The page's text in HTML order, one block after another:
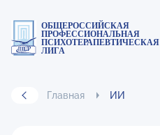
ОБЩЕРОССИЙСКАЯ
ПРОФЕССИОНАЛЬНАЯ
ПСИХОТЕРАПЕВТИЧЕСКАЯ
ЛИГА
Главная ИИ